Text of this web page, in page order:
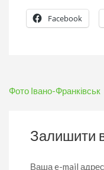
Facebook
Навігація
Фото Івано-Франківськ
Залишити
Ваша e-mail